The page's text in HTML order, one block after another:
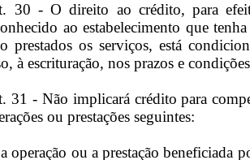
30 - O direito ao crédito, para
ao estabelecimento que
prestados os serviços, está
à escrituração, nos prazos e
31 - Não implicará crédito para
ou prestações seguintes:
operação ou a prestação beneficiada